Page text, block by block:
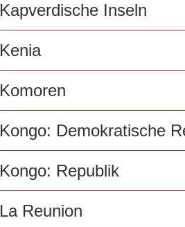
Kapverdische Inseln
Kenia
Komoren
Kongo: Demokratische
Kongo: Republik
La Reunion